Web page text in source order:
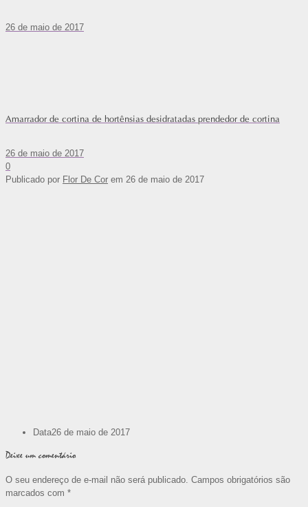
26 de maio de 2017
Amarrador de cortina de hortênsias desidratadas prendedor de cortina
26 de maio de 2017
0
Publicado por Flor De Cor em 26 de maio de 2017
Data26 de maio de 2017
Deixe um comentário
O seu endereço de e-mail não será publicado. Campos obrigatórios são
marcados com *